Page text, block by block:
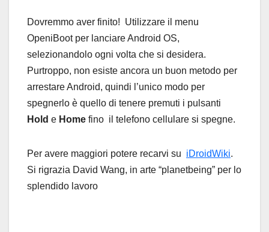
Dovremmo aver finito! Utilizzare il menu
OpeniBoot per lanciare Android OS,
selezionandolo ogni volta che si desidera.
Purtroppo, non esiste ancora un buon metodo per
arrestare Android, quindi l’unico modo per
spegnerlo è quello di tenere premuti i pulsanti
Hold e Home fino il telefono cellulare si spegne.
Per avere maggiori potere recarvi su iDroidWiki.
Si rigrazia David Wang, in arte “planetbeing” per lo
splendido lavoro